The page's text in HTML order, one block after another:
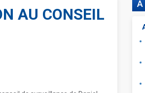
AU CONSEIL
A